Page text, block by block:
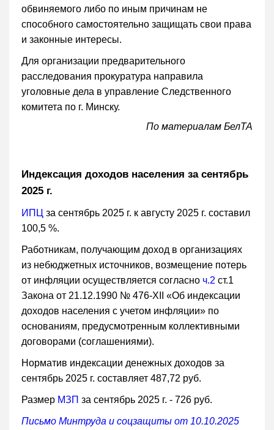
обвиняемого либо по иным причинам не
способного самостоятельно защищать свои права
и законные интересы.
Для организации предварительного
расследования прокуратура направила
уголовные дела в управление Следственного
комитета по г. Минску.
По материалам БелТА
Индексация доходов населения за сентябрь
2025 г.
ИПЦ за сентябрь 2025 г. к августу 2025 г. составил
100,5 %.
Работникам, получающим доход в организациях
из небюджетных источников, возмещение потерь
от инфляции осуществляется согласно ч.2 ст.1
Закона от 21.12.1990 № 476-XII «Об индексации
доходов населения с учетом инфляции» по
основаниям, предусмотренным коллективными
договорами (соглашениями).
Норматив индексации денежных доходов за
сентябрь 2025 г. составляет 487,72 руб.
Размер МЗП за сентябрь 2025 г. - 726 руб.
Письмо Минтруда и соцзащиты от 10.10.2025